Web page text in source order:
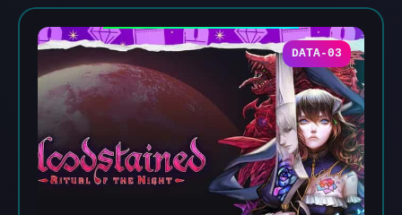
DATA-03